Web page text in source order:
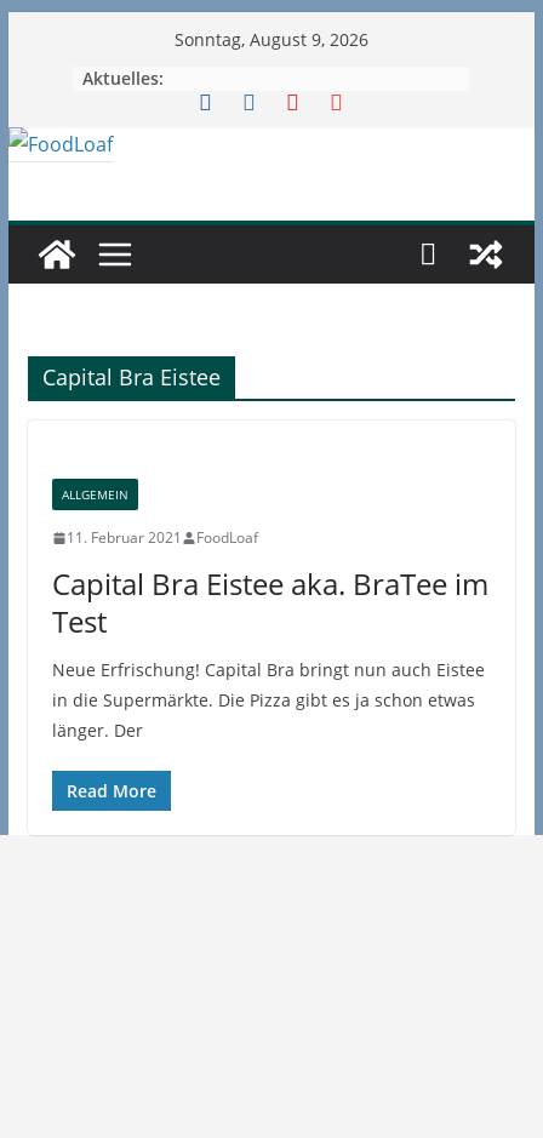
Sonntag, August 9, 2026
Aktuelles:
Capital Bra Eistee
ALLGEMEIN
11. Februar 2021 FoodLoaf
Capital Bra Eistee aka. BraTee im
Test
Neue Erfrischung! Capital Bra bringt nun auch Eistee
in die Supermärkte. Die Pizza gibt es ja schon etwas
länger. Der
Read More